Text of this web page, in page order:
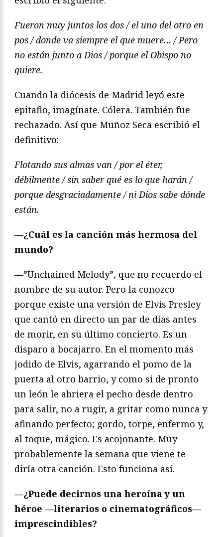
Fueron muy juntos los dos / el uno del otro en
pos / donde va siempre el que muere… / Pero
no están junto a Dios / porque el Obispo no
quiere.
Cuando la diócesis de Madrid leyó este
epitafio, imagínate. Cólera. También fue
rechazado. Así que Muñoz Seca escribió el
definitivo:
Flotando sus almas van / por eléter,
débilmente /sin saber qué es lo que harán /
porque desgraciadamente / ni Dios sabe dónde
están.
—¿Cuál es la canción más hermosa del
mundo?
—”Unchained Melody”, que no recuerdo el
nombre de su autor. Pero la conozco
porque existe una versión de Elvis Presley
que cantó en directo un par de días antes
de morir, en su último concierto. Es un
disparo a bocajarro. En el momento más
jodido de Elvis, agarrando el pomo de la
puerta al otro barrio, y como si de pronto
un león le abriera el pecho desde dentro
para salir, no a rugir, a gritar como nunca y
afinando perfecto; gordo, torpe, enfermo y,
al toque, mágico. Es acojonante. Muy
probablemente la semana que viene te
diría otra canción. Esto funciona así.
—¿Puede decirnos una heroína y un
héroe —literarios o cinematográficos—
imprescindibles?